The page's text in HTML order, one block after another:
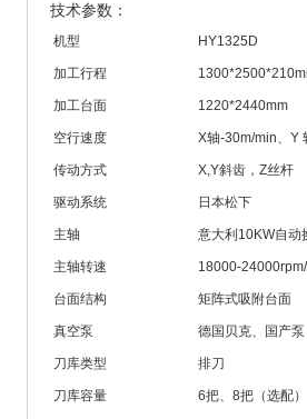
技术参数：
机型 HY1325D
加工行程
加工台面 1220*2440mm
空行速度 X轴-30m/min、Y
传动方式 X,Y斜齿，Z丝杆
驱动系统 日本松下
主轴 意大利10KW自动
主轴转速 18000-
台面结构 矩阵式吸附台面
真空泵 德国贝克、国产泵
刀库类型 排刀
刀库容量 6把、8把（选配）